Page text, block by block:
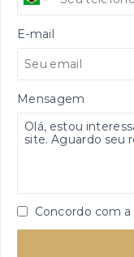
E-mail
Mensagem
Concordo com a